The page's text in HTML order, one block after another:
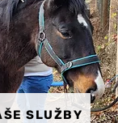
SLUŽBY